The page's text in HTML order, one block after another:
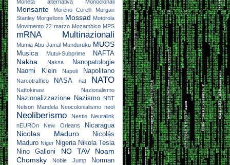
Moneta alternativa Monoclonali
Monsanto Moreno Corelli
Morgan
Stanley Morgellons Mossad Motorola
Movimento 22 marzo Mozambico MPS
mRNA Multinazionali
Mumia Abu-Jamal Munduruku MUOS
Musica Mutui-Subprime NAFTA
Nakba Naksa
Nanopatologie
Naomi Klein
Napoli Napolitano
Narcotraffico NASA nat NATO
Nattokinasi Nazionalismo
Nazionalizzazione Nazismo
NBT
Nelson Mandela Neocolonialismo neol
Neoliberismo Nestlé
Neuralink
nEUROn
New Orleans Nicaragua
Nicolas Maduro
Nicolás
Maduro Niger Nigeria Nikola Tesla
Nino Galloni
NO TAV
Noam
Chomsky
Noble Jump
Norman